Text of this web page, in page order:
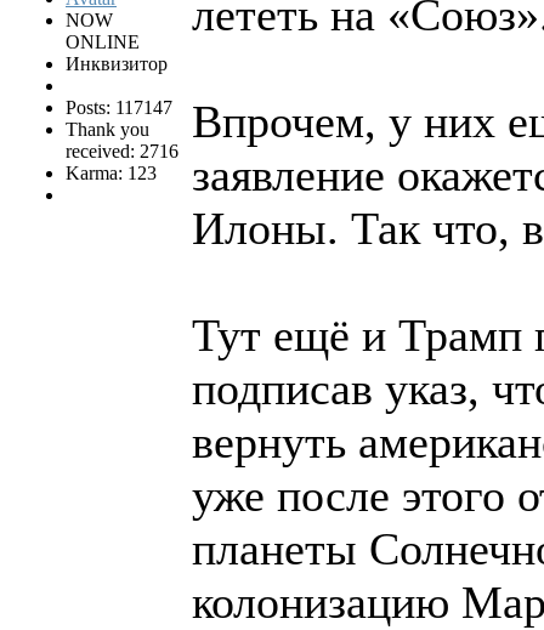
NOW
ONLINE
Инквизитор
Posts: 117147
Thank you
received: 2716
Karma: 123
лететь на
Впрочем, у них
заявление
Илоны. Так что,
Тут ещё и Трамп
подписав указ,
вернуть
уже после этого
планеты
колонизацию